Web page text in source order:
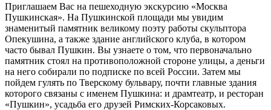
Приглашаем Вас на пешеходную экскурсию «Москва
Пушкинская». На Пушкинской площади мы увидим
знаменитый памятник великому поэту работы скульптора
Опекушина, а также здание английского клуба, в котором
часто бывал Пушкин. Вы узнаете о том, что первоначально
памятник стоял на противоположной стороне улицы, а деньги
на него собирали по подписке по всей России. Затем мы
пойдем гулять по Тверскому бульвару, почти главные здания
которого связаны с именем Пушкина: и драмтеатр, и ресторан
«Пушкин», усадьба его друзей Римских-Корсаковых.